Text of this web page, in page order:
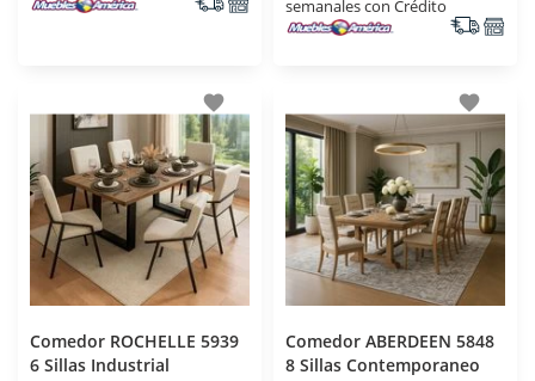
semanales con Crédito
favorite
Comedor ROCHELLE 5939
6 Sillas Industrial
favorite
Comedor ABERDEEN 5848
8 Sillas Contemporaneo